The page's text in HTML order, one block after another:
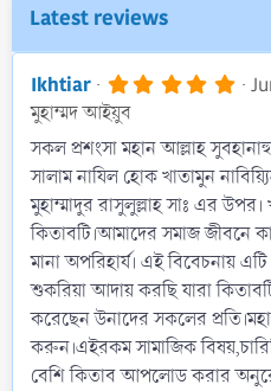
Latest reviews
Ikhtiar 5
0
s
t
a
r
(
s
)
মুহাম্মদ আইয়ুব
সকল প্রশংসা মহান আল্লাহ
সালাম নাযিল হোক খাতামুন
মুহাম্মাদুর রাসুলুল্লাহ সাঃ এর
কিতাবটি।আমাদের সমাজ জীবনে
মানা অপরিহার্য। এই বিবেচনায়
শুকরিয়া আদায় করছি যারা
করেছেন উনাদের সকলের
করুন।এইরকম সামাজিক
বেশি কিতাব আপলোড করার